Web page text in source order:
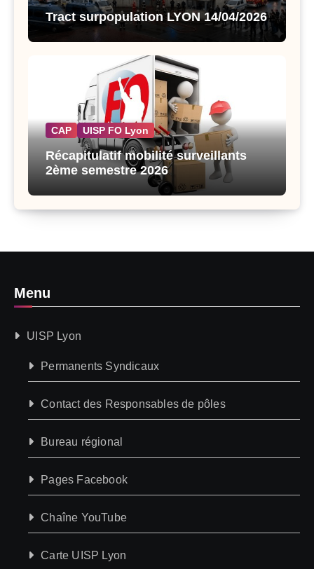
Tract surpopulation LYON 14/04/2026
CAP UISP FO Lyon
Récapitulatif mobilité surveillants
2ème semestre 2026
Menu
UISP Lyon
Permanents Syndicaux
Contact des Responsables de pôles
Bureau régional
Pages Facebook
Chaîne YouTube
Carte UISP Lyon